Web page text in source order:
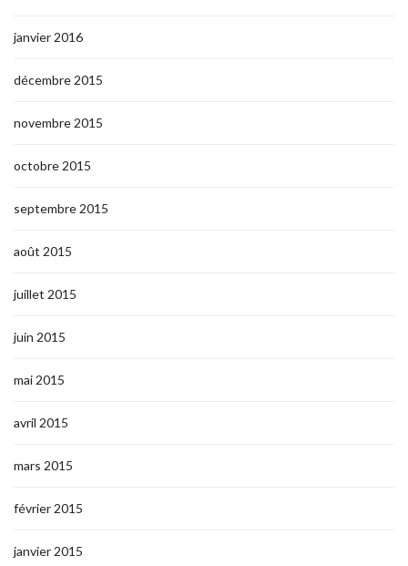
janvier 2016
décembre 2015
novembre 2015
octobre 2015
septembre 2015
août 2015
juillet 2015
juin 2015
mai 2015
avril 2015
mars 2015
février 2015
janvier 2015